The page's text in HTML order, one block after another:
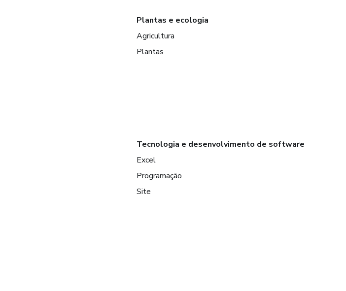
Plantas e ecologia
Agricultura
Plantas
Tecnologia e desenvolvimento de software
Excel
Programação
Site